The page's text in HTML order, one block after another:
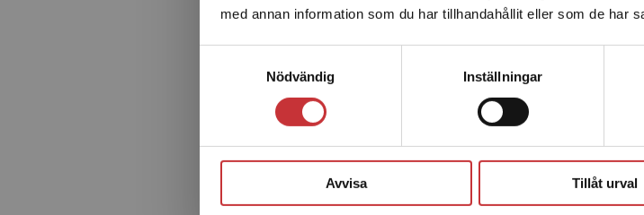
med annan information som du har tillhandahållit eller som de har
Nödvändig
Inställningar
Avvisa Tillåt urval
leveransadressen vara i Sverige.
Jonas Ramnerö
Jonas Ramnerö (1959-2023) var
docent i klinisk psykologi samt
psykoterapeut, tidigare
studierektor vid Stockholms
universi...